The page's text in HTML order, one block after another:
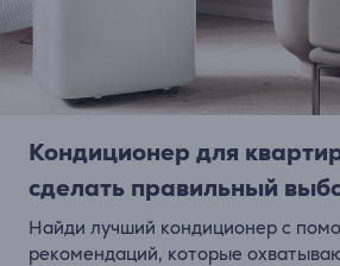
Кондиционер для
сделать правильный
Найди лучший кондиционер с
рекомендаций, которые